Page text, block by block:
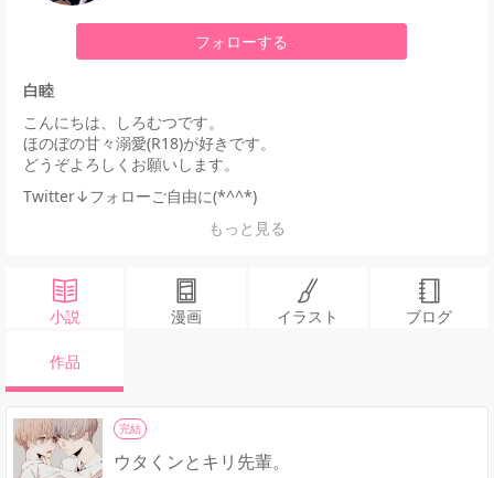
フォローする
白睦
こんにちは、しろむつです。
ほのぼの甘々溺愛(R18)が好きです。
どうぞよろしくお願いします。
Twitter↓フォローご自由に(*^^*)
もっと見る
小説 漫画 イラスト ブログ
作品
完結
ウタくンとキリ先輩。